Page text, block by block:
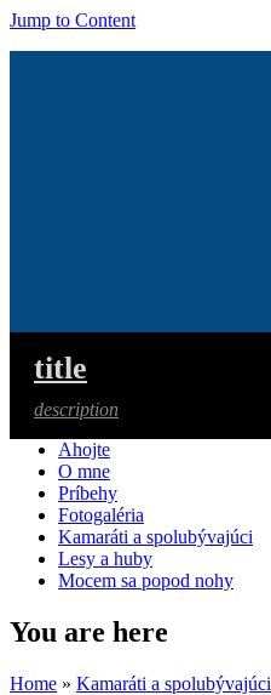
Jump to Content
title
description
Ahojte
O mne
Príbehy
Fotogaléria
Kamaráti a spolubývajúci
Lesy a huby
Mocem sa popod nohy
You are here
Home » Kamaráti a spolubývajúci